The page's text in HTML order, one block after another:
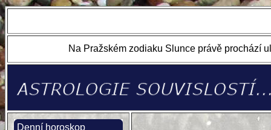
Na Pražském zodiaku Slunce právě prochází
Denní horoskop